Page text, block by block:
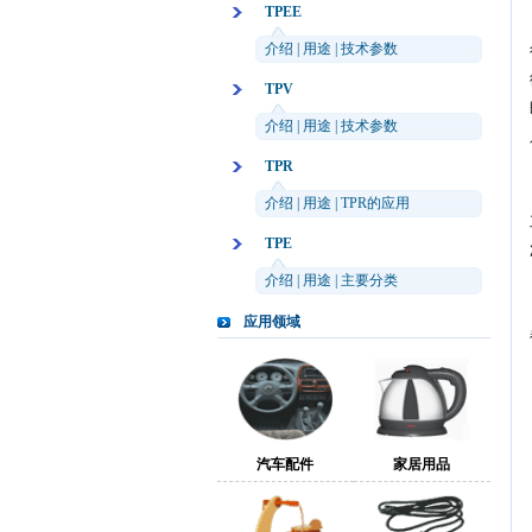
TPEE
介绍 用途 技术参数
TPV
介绍 用途 技术参数
TPR
介绍 用途 TPR的应用
TPE
介绍 用途 主要分类
应用领域
汽车配件 家居用品